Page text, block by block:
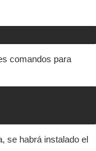
comandos para
se habrá instalado el